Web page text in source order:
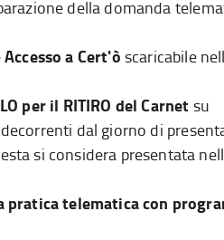
della domanda
a Cert'ò scaricabile
per il RITIRO del Carnet su
decorrenti dal giorno di
si considera presentata
telematica con